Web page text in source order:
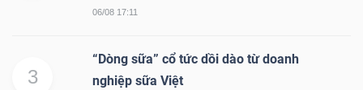
06/08 17:11
3
“Dòng sữa” cổ tức dồi dào từ doanh
nghiệp sữa Việt